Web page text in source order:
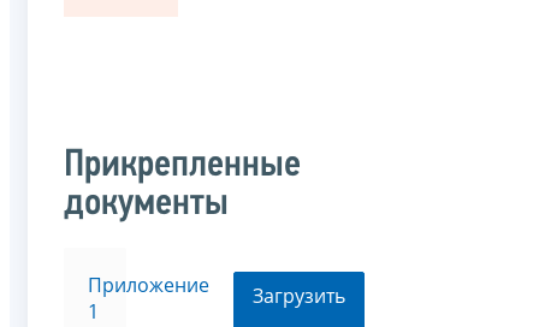
Прикрепленные
документы
Приложение
1
Загрузить